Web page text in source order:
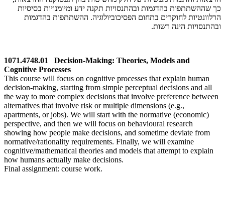
כך שההשתתפות בהדגמות ובהתנסויות תקנה ידע ומיומנויות בסיסיות
הרלוונטיות לחוקרים בתחום הפסיכוביולוגיה. ההשתתפות בהדגמות
ובהתנסויות הינה רשות.
1071.4748.01 Decision-Making: Theories, Models and
Cognitive Processes
This course will focus on cognitive processes that explain human
decision-making, starting from simple perceptual decisions and all
the way to more complex decisions that involve preference between
alternatives that involve risk or multiple dimensions (e.g.,
apartments, or jobs). We will start with the normative (economic)
perspective, and then we will focus on behavioural research
showing how people make decisions, and sometime deviate from
normative/rationality requirements. Finally, we will examine
cognitive/mathematical theories and models that attempt to explain
how humans actually make decisions.
Final assignment: course work.